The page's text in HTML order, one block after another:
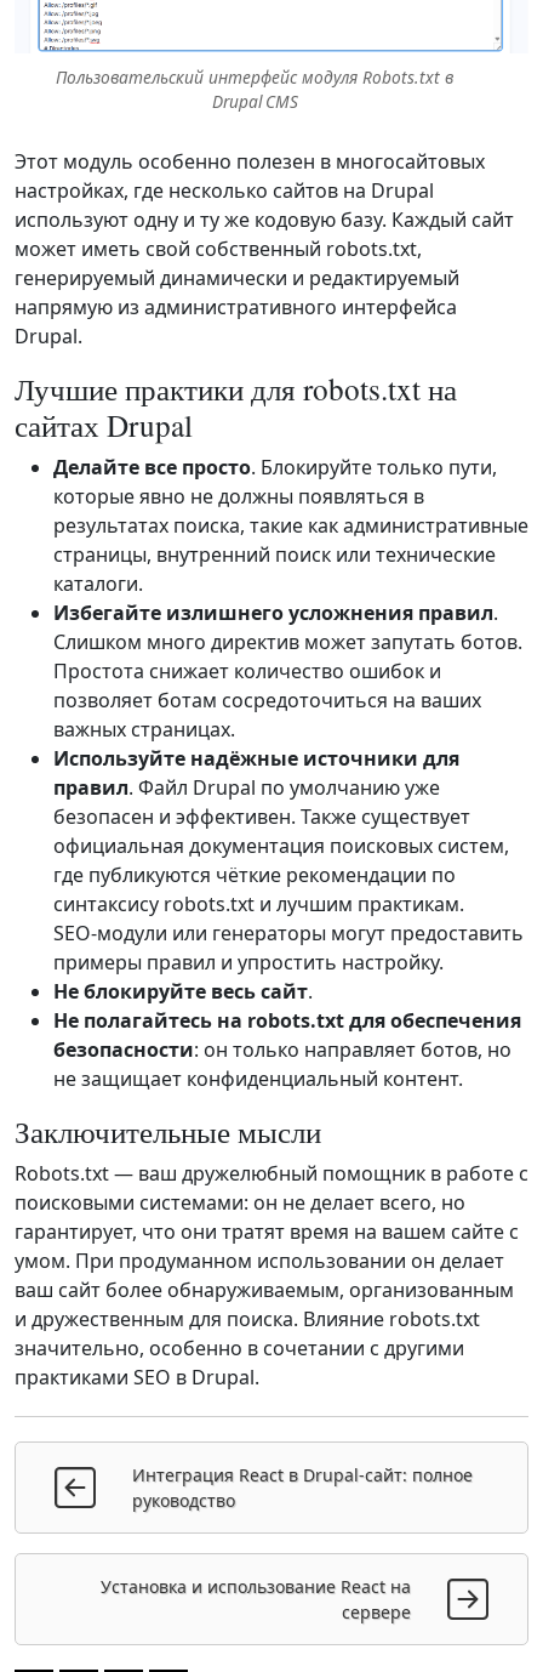
Пользовательский интерфейс модуля Robots.txt в
Drupal CMS
Этот модуль особенно полезен в многосайтовых
настройках, где несколько сайтов на Drupal
используют одну и ту же кодовую базу. Каждый сайт
может иметь свой собственный robots.txt,
генерируемый динамически и редактируемый
напрямую из административного интерфейса
Drupal.
Лучшие практики для robots.txt на
сайтах Drupal
Делайте все просто. Блокируйте только пути,
которые явно не должны появляться в
результатах поиска, такие как административные
страницы, внутренний поиск или технические
каталоги.
Избегайте излишнего усложнения правил.
Слишком много директив может запутать ботов.
Простота снижает количество ошибок и
позволяет ботам сосредоточиться на ваших
важных страницах.
Используйте надёжные источники для
правил. Файл Drupal по умолчанию уже
безопасен и эффективен. Также существует
официальная документация поисковых систем,
где публикуются чёткие рекомендации по
синтаксису robots.txt и лучшим практикам.
SEO‑модули или генераторы могут предоставить
примеры правил и упростить настройку.
Не блокируйте весь сайт.
Не полагайтесь на robots.txt для обеспечения
безопасности: он только направляет ботов, но
не защищает конфиденциальный контент.
Заключительные мысли
Robots.txt — ваш дружелюбный помощник в работе с
поисковыми системами: он не делает всего, но
гарантирует, что они тратят время на вашем сайте с
умом. При продуманном использовании он делает
ваш сайт более обнаруживаемым, организованным
и дружественным для поиска. Влияние robots.txt
значительно, особенно в сочетании с другими
практиками SEO в Drupal.
Интеграция React в Drupal-сайт: полное
руководство
Установка и использование React на
сервере